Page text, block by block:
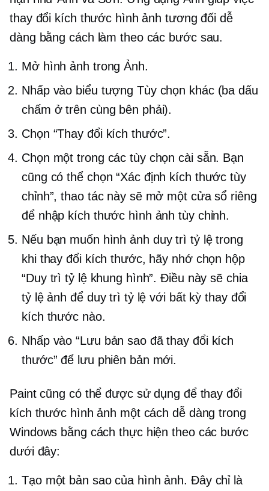
thay đổi kích thước hình ảnh tương đối dễ
dàng bằng cách làm theo các bước sau.
Mở hình ảnh trong Ảnh.
Nhấp vào biểu tượng Tùy chọn khác (ba dấu
chấm ở trên cùng bên phải).
Chọn “Thay đổi kích thước”.
Chọn một trong các tùy chọn cài sẵn. Bạn
cũng có thể chọn “Xác định kích thước tùy
chỉnh”, thao tác này sẽ mở một cửa sổ riêng
để nhập kích thước hình ảnh tùy chỉnh.
Nếu bạn muốn hình ảnh duy trì tỷ lệ trong
khi thay đổi kích thước, hãy nhớ chọn hộp
“Duy trì tỷ lệ khung hình”. Điều này sẽ chia
tỷ lệ ảnh để duy trì tỷ lệ với bất kỳ thay đổi
kích thước nào.
Nhấp vào “Lưu bản sao đã thay đổi kích
thước” để lưu phiên bản mới.
Paint cũng có thể được sử dụng để thay đổi
kích thước hình ảnh một cách dễ dàng trong
Windows bằng cách thực hiện theo các bước
dưới đây:
Tạo một bản sao của hình ảnh. Đây chỉ là